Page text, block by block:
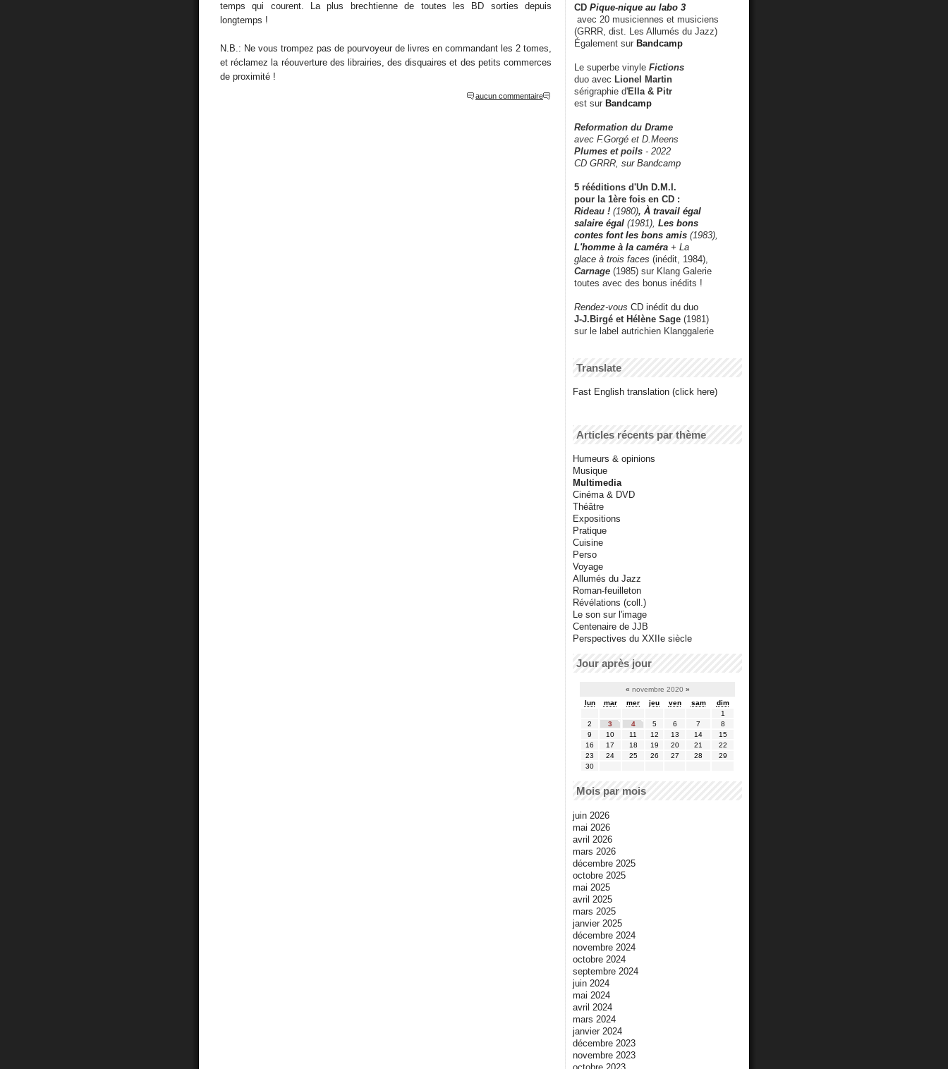
temps qui courent. La plus brechtienne de toutes les BD sorties depuis
longtemps !
N.B.: Ne vous trompez pas de pourvoyeur de livres en commandant les 2 tomes,
et réclamez la réouverture des librairies, des disquaires et des petits commerces
de proximité !
aucun commentaire
CD Pique-nique au labo 3
avec 20 musiciennes et musiciens
(GRRR, dist. Les Allumés du Jazz)
Également sur Bandcamp
Le superbe vinyle Fictions
duo avec Lionel Martin
sérigraphie d'Ella & Pitr
est sur Bandcamp
Reformation du Drame
avec F.Gorgé et D.Meens
Plumes et poils - 2022
CD GRRR, sur Bandcamp
5 rééditions d'Un D.M.I.
pour la 1ère fois en CD :
Rideau ! (1980), À travail égal
salaire égal (1981), Les bons
contes font les bons amis (1983),
L'homme à la caméra + La
glace à trois faces (inédit, 1984),
Carnage (1985) sur Klang Galerie
toutes avec des bonus inédits !
Rendez-vous CD inédit du duo
J-J.Birgé et Hélène Sage (1981)
sur le label autrichien Klanggalerie
Translate
Fast English translation (click here)
Articles récents par thème
Humeurs & opinions
Musique
Multimedia
Cinéma & DVD
Théâtre
Expositions
Pratique
Cuisine
Perso
Voyage
Allumés du Jazz
Roman-feuilleton
Révélations (coll.)
Le son sur l'image
Centenaire de JJB
Perspectives du XXIIe siècle
Jour après jour
« novembre 2020 »
lun
mar mer jeu ven sam
dim
1
2
3 4 5 6 7
8
9
10 11 12 13 14
15
16
17 18 19 20 21
22
23
24 25 26 27 28
29
30
Mois par mois
juin 2026
mai 2026
avril 2026
mars 2026
décembre 2025
octobre 2025
mai 2025
avril 2025
mars 2025
janvier 2025
décembre 2024
novembre 2024
octobre 2024
septembre 2024
juin 2024
mai 2024
avril 2024
mars 2024
janvier 2024
décembre 2023
novembre 2023